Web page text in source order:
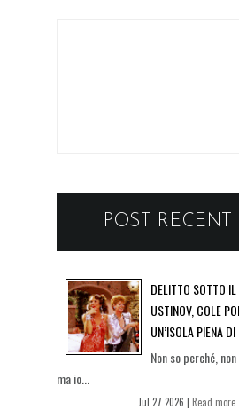
POST RECENTI
DELITTO SOTTO
USTINOV, COLE
UN’ISOLA PIENA
Non so perché,
ma io...
Jul 27 2026 | Read more